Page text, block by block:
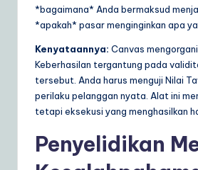
*bagaimana* Anda bermaksud
*apakah* pasar menginginkan apa
Kenyataannya: Canvas
Keberhasilan tergantung pada
tersebut. Anda harus menguji Nilai
perilaku pelanggan nyata. Alat ini
tetapi eksekusi yang menghasilkan
Penyelidikan